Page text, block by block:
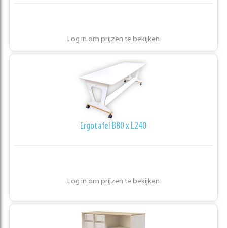
Log in om prijzen te bekijken
Ergotafel B80 x L240
Log in om prijzen te bekijken